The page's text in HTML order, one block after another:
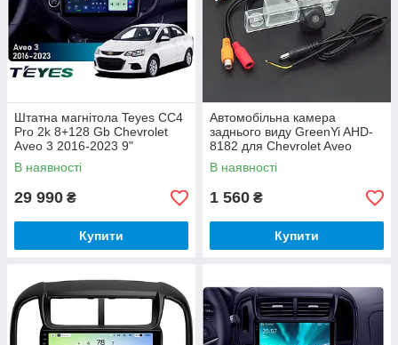
Штатна магнітола Teyes CC4
Pro 2k 8+128 Gb Chevrolet
Aveo 3 2016-2023 9"
В наявності
29 990 ₴
Купити
Автомобільна камера
заднього виду GreenYi AHD-
8182 для Chevrolet Aveo
Cruze Buick Lacrosse
В наявності
1 560 ₴
Купити